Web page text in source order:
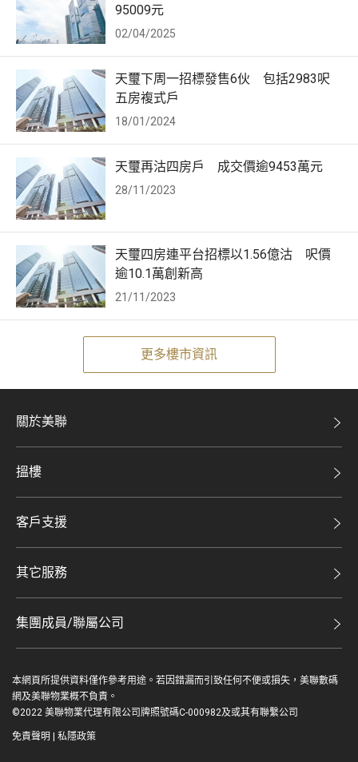
更多樓市資訊
95009元
02/04/2025
天璽下周一招標發售6伙 包括2983呎
五房複式戶
18/01/2024
天璽再沽四房戶 成交價逾9453萬元
28/11/2023
天璽四房連平台招標以1.56億沽 呎價
逾10.1萬創新高
21/11/2023
關於美聯
美聯集團
集團動態
人才招募
網站地圖
搵樓
二手盤
買賣流程
客戶支援
自助放盤
豪宅分行
查詢熱線
聯絡我們
繳款方式
其它服務
豪宅資訊
美善會
集團成員/聯屬公司
鋑聯控股*
美聯工商舖*
本網頁所提供資料僅作參考用途。若因錯漏而引致任何不便或損失，美聯數碼
網及美聯物業概不負責。
©2022 美聯物業代理有限公司牌照號碼C-000982及或其有聯繫公司
免責聲明 私隱政策